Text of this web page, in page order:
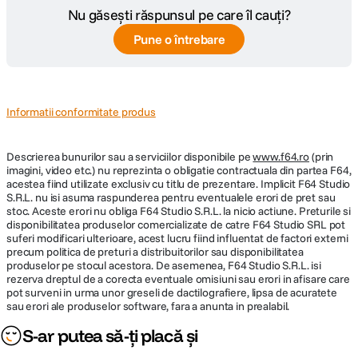
DETALII PRODUCATOR
Nu găsești răspunsul pe care îl cauți?
Pune o întrebare
Informatii conformitate produs
Descrierea bunurilor sau a serviciilor disponibile pewww.f64.ro(prin
imagini, video etc.) nu reprezinta o obligatie contractuala din partea F64,
acestea fiind utilizate exclusiv cu titlu de prezentare. Implicit F64 Studio
S.R.L. nu isi asuma raspunderea pentru eventualele erori de pret sau
stoc. Aceste erori nu obliga F64 Studio S.R.L. la nicio actiune. Preturile si
disponibilitatea produselor comercializate de catre F64 Studio SRL pot
suferi modificari ulterioare, acest lucru fiind influentat de factori externi
precum politica de preturi a distribuitorilor sau disponibilitatea
produselor pe stocul acestora. De asemenea, F64 Studio S.R.L. isi
rezerva dreptul de a corecta eventuale omisiuni sau erori in afisare care
pot surveni in urma unor greseli de dactilografiere, lipsa de acuratete
sau erori ale produselor software, fara a anunta in prealabil.
S-ar putea să-ți placă și